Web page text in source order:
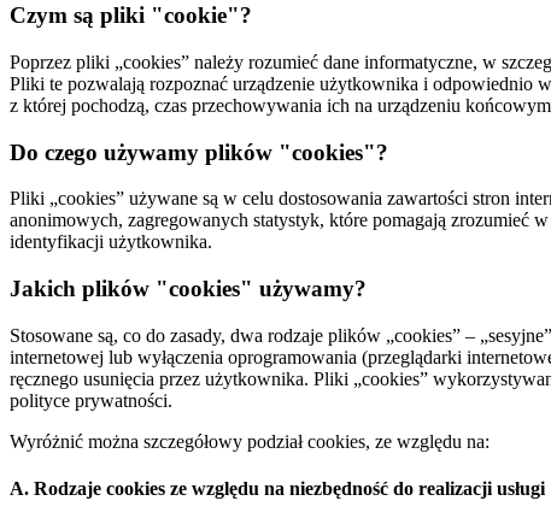
Czym są pliki "cookie"?
Poprzez pliki „cookies” należy rozumieć dane informatyczne, w
Pliki te pozwalają rozpoznać urządzenie użytkownika i odpowiednio
z której pochodzą, czas przechowywania ich na urządzeniu
Do czego używamy plików "cookies"?
Pliki „cookies” używane są w celu dostosowania zawartości stron
anonimowych, zagregowanych statystyk, które pomagają zrozumieć
identyfikacji użytkownika.
Jakich plików "cookies" używamy?
Stosowane są, co do zasady, dwa rodzaje plików „cookies” –
internetowej lub wyłączenia oprogramowania (przeglądarki
ręcznego usunięcia przez użytkownika. Pliki „cookies”
polityce prywatności.
Wyróżnić można szczegółowy podział cookies, ze względu na:
A. Rodzaje cookies ze względu na niezbędność do realizacji usługi